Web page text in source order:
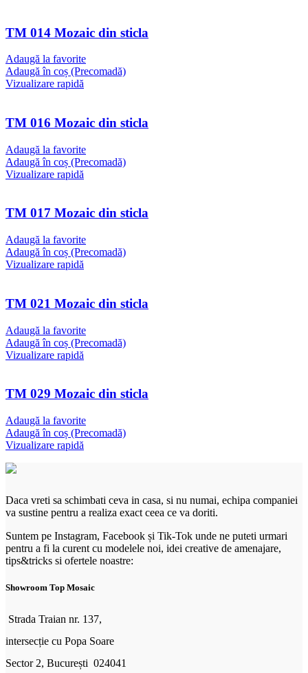
TM 014 Mozaic din sticla
Adaugă la favorite
Adaugă în coș (Precomadă)
Vizualizare rapidă
TM 016 Mozaic din sticla
Adaugă la favorite
Adaugă în coș (Precomadă)
Vizualizare rapidă
TM 017 Mozaic din sticla
Adaugă la favorite
Adaugă în coș (Precomadă)
Vizualizare rapidă
TM 021 Mozaic din sticla
Adaugă la favorite
Adaugă în coș (Precomadă)
Vizualizare rapidă
TM 029 Mozaic din sticla
Adaugă la favorite
Adaugă în coș (Precomadă)
Vizualizare rapidă
Daca vreti sa schimbati ceva in casa, si nu numai, echipa companiei
va sustine pentru a realiza exact ceea ce va doriti.
Suntem pe Instagram, Facebook și Tik-Tok unde ne puteti urmari
pentru a fi la curent cu modelele noi, idei creative de amenajare,
tips&tricks si ofertele noastre:
Showroom Top Mosaic
Strada Traian nr. 137,
intersecție cu Popa Soare
Sector 2, București 024041